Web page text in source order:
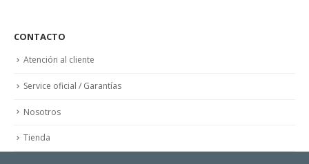
CONTACTO
Atención al cliente
Service oficial / Garantías
Nosotros
Tienda